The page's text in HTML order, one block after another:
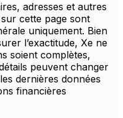
adresses et autres
cette page sont
uniquement. Bien
l’exactitude, Xe ne
soient complètes,
peuvent changer
dernières données
financières